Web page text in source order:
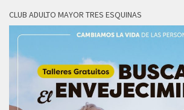
CLUB ADULTO MAYOR TRES ESQUINAS